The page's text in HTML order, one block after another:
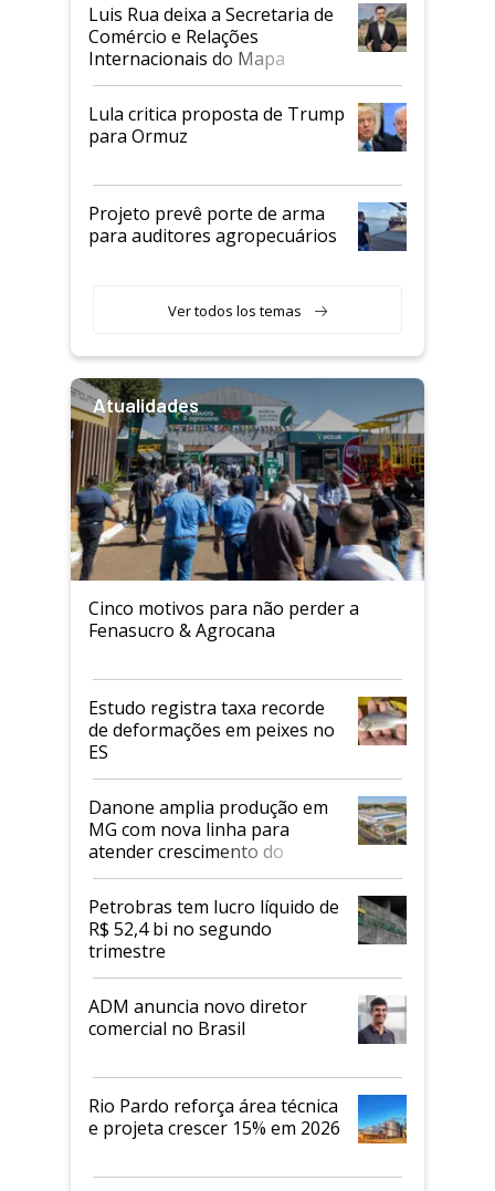
Luis Rua deixa a Secretaria de
Comércio e Relações
Internacionais do Mapa
Lula critica proposta de Trump
para Ormuz
Projeto prevê porte de arma
para auditores agropecuários
Ver todos los temas
Atualidades
Cinco motivos para não perder a
Fenasucro & Agrocana
Estudo registra taxa recorde
de deformações em peixes no
ES
Danone amplia produção em
MG com nova linha para
atender crescimento do
mercado de alimentos
proteicos
Petrobras tem lucro líquido de
R$ 52,4 bi no segundo
trimestre
ADM anuncia novo diretor
comercial no Brasil
Rio Pardo reforça área técnica
e projeta crescer 15% em 2026